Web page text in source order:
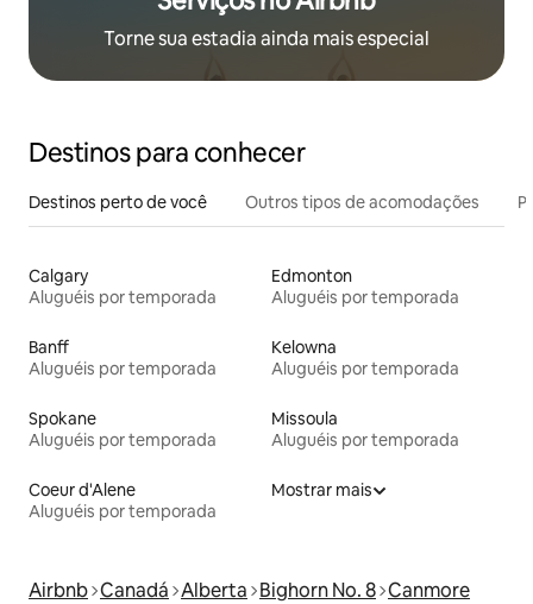
Torne sua estadia ainda mais especial
Destinos para conhecer
Destinos perto de você Outros tipos de acomodações
Calgary
Aluguéis por temporada
Edmonton
Aluguéis por temporada
Banff
Aluguéis por temporada
Kelowna
Aluguéis por temporada
Spokane
Aluguéis por temporada
Missoula
Aluguéis por temporada
Coeur d'Alene
Aluguéis por temporada
Mostrar mais
Airbnb Canadá Alberta Bighorn No. 8 Canmore